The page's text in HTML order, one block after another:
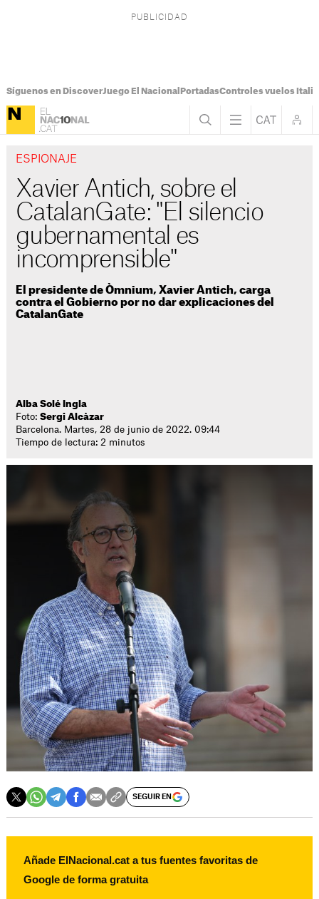
Síguenos en DiscoverJuego El Nacional PortadasControles vuelos Italia
ESPIONAJE
Xavier Antich, sobre el
CatalanGate: "El silencio
gubernamental es
incomprensible"
El presidente de Òmnium, Xavier Antich, carga
contra el Gobierno por no dar explicaciones del
CatalanGate
Alba Solé Ingla
Foto:Sergi Alcàzar
Barcelona. Martes, 28 de junio de 2022. 09:44
Tiempo de lectura: 2 minutos
SEGUIR EN
Añade ElNacional.cat a tus fuentes favoritas de
Google de forma gratuita